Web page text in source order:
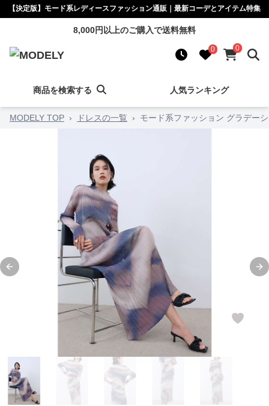
【決定版】モード系レディースファッション通販｜最新コーデとアイテム特集
8,000円以上のご購入で送料無料
0 0
商品を検索する 人気ランキング
MODELY TOP › ドレスの一覧 › モード系ファッション グラデー
Previous slide